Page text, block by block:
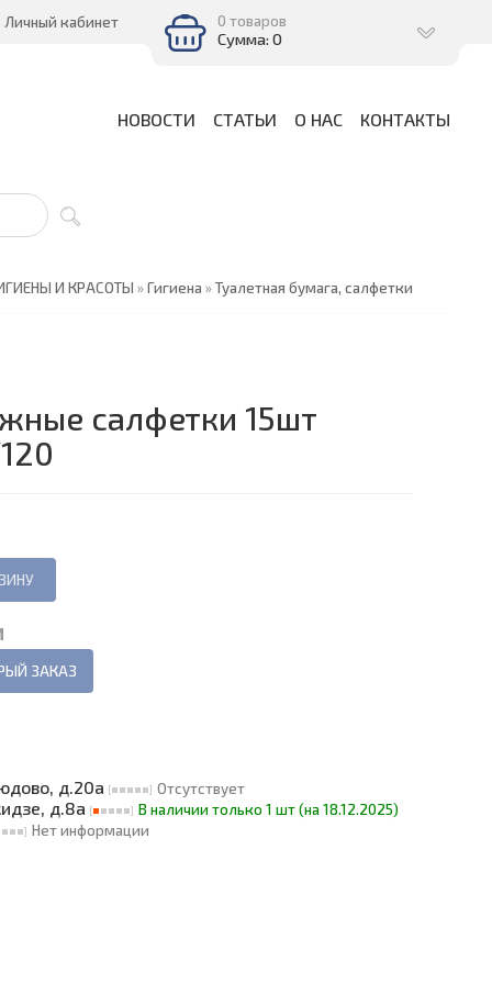
Личный кабинет 0 товаров
Сумма: 0
НОВОСТИ СТАТЬИ О НАС КОНТАКТЫ
И КРАСОТЫ »Гигиена »Туалетная бумага, салфетки
салфетки 15шт
ЗАКАЗ
д.20а
Отсутствует
д.8а В наличии только 1 шт (на 18.12.2025)
Нет информации